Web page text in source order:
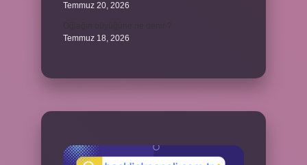
Temmuz 20, 2026
Temmuz 18, 2026